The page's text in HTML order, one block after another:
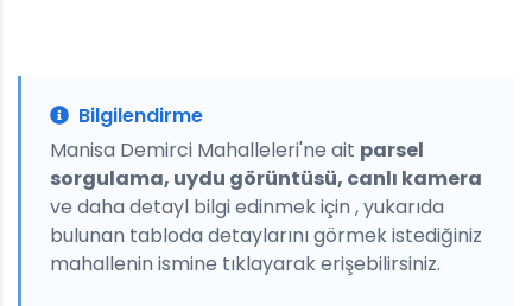
Bilgilendirme
Manisa Demirci Mahalleleri'ne ait parsel
sorgulama, uydu görüntüsü, canlı kamera
ve daha detayl bilgi edinmek için , yukarıda
bulunan tabloda detaylarını görmek istediğiniz
mahallenin ismine tıklayarak erişebilirsiniz.